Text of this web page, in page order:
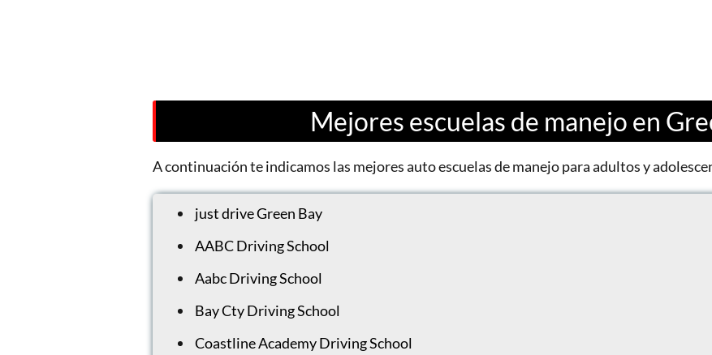
Mejores escuelas de manejo en
A continuación te indicamos las mejores auto escuelas de manejo para adultos y
just drive Green Bay
AABC Driving School
Aabc Driving School
Bay Cty Driving School
Coastline Academy Driving School